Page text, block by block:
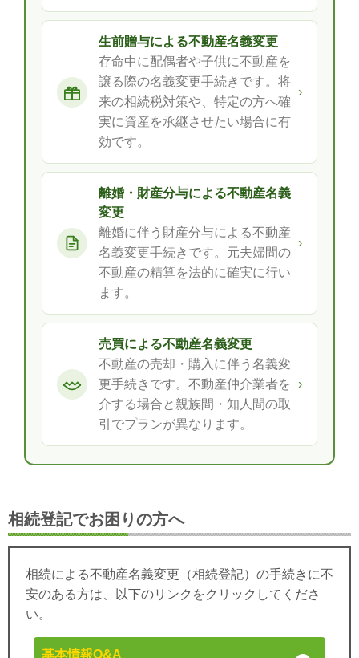
生前贈与による不動産名義変更
存命中に配偶者や子供に不動産を
譲る際の名義変更手続きです。将
来の相続税対策や、特定の方へ確
実に資産を承継させたい場合に有
効です。
›
離婚・財産分与による不動産名義
変更
離婚に伴う財産分与による不動産
名義変更手続きです。元夫婦間の
不動産の精算を法的に確実に行い
ます。
›
売買による不動産名義変更
不動産の売却・購入に伴う名義変
更手続きです。不動産仲介業者を
介する場合と親族間・知人間の取
引でプランが異なります。
›
相続登記でお困りの方へ
相続による不動産名義変更（相続登記）の手続きに不
安のある方は、以下のリンクをクリックしてくださ
い。
基本情報Q&A